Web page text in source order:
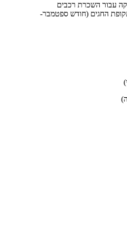
עבור השכרת רכבים
החגים (חודש ספטמבר-